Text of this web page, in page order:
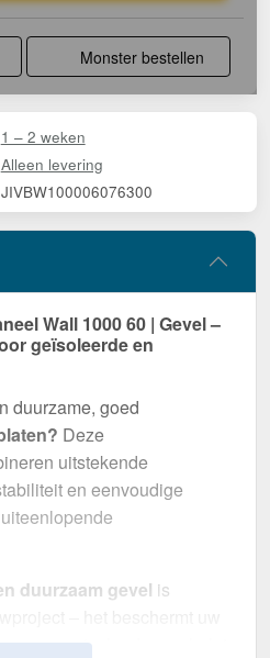
Monster bestellen
1 – 2 weken
Alleen levering
JIVBW100006076300
Wall 1000 60 | Gevel –
geïsoleerde en
duurzame, goed
Deze
uitstekende
en eenvoudige
duurzaam gevel is
weersinvloeden en helpt